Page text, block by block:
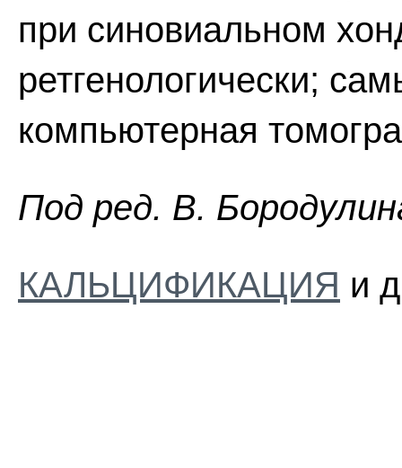
при синовиальном
ретгенологически;
компьютерная
Пoд peд. B.
КАЛЬЦИФИКАЦИЯ и